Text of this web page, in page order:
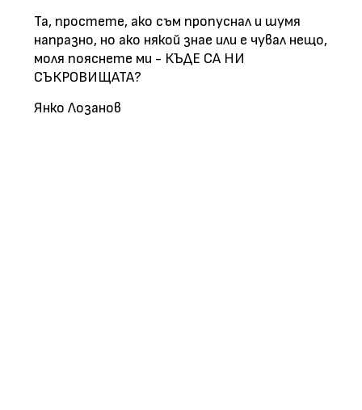
Та, простете, ако съм пропуснал и шумя
напразно, но ако някой знае или е чувал нещо,
моля пояснете ми - КЪДЕ СА НИ
СЪКРОВИЩАТА?
Янко Лозанов